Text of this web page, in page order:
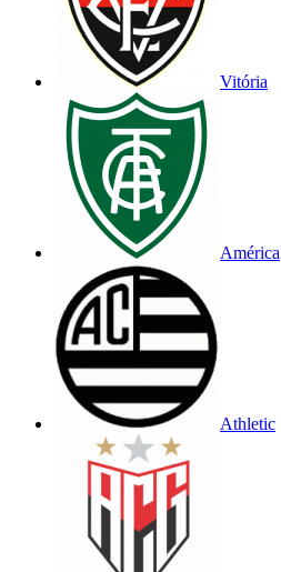
Vitória
América
Athletic